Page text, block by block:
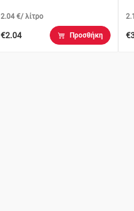
2.04 €/ λίτρο
€2.04 Προσθήκη